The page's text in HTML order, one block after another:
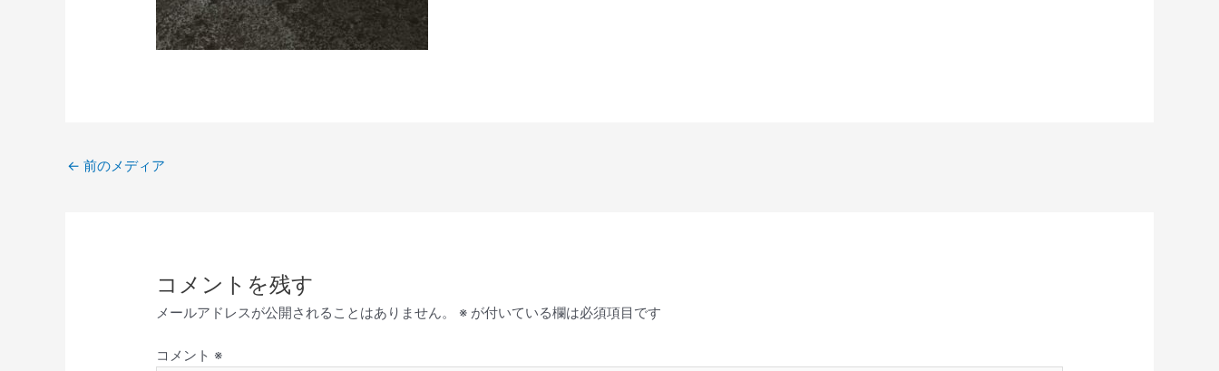
← 前のメディア
コメントを残す
メールアドレスが公開されることはありません。 ※ が付いている欄は必須項目です
コメント ※